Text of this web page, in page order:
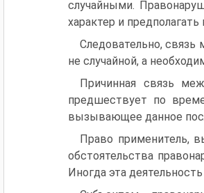
случайными.
характер и
Следовательно,
не случайной, а
Причинная связь
предшествует по
вызывающее данное
Право применитель,
обстоятельства
Иногда эта